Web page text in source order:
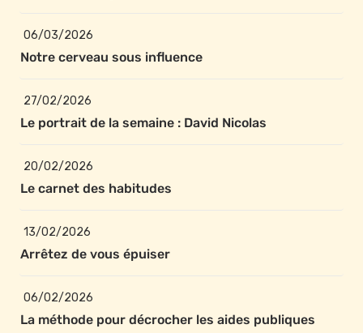
Notre cerveau sous influence
06/03/2026
Le portrait de la semaine : David Nicolas
27/02/2026
Le carnet des habitudes
20/02/2026
Arrêtez de vous épuiser
13/02/2026
La méthode pour décrocher les aides publiques
06/02/2026